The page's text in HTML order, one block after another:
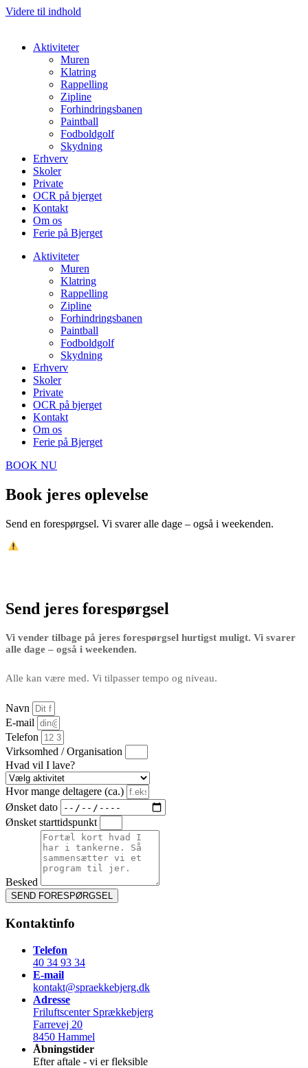
Videre til indhold
Aktiviteter
Muren
Klatring
Rappelling
Zipline
Forhindringsbanen
Paintball
Fodboldgolf
Skydning
Erhverv
Skoler
Private
OCR på bjerget
Kontakt
Om os
Ferie på Bjerget
Aktiviteter
Muren
Klatring
Rappelling
Zipline
Forhindringsbanen
Paintball
Fodboldgolf
Skydning
Erhverv
Skoler
Private
OCR på bjerget
Kontakt
Om os
Ferie på Bjerget
BOOK NU
Book jeres oplevelse
Send en forespørgsel. Vi svarer alle dage – også i weekenden.
Send jeres forespørgsel
Vi vender tilbage på jeres forespørgsel hurtigst muligt. Vi svarer
alle dage – også i weekenden.
Alle kan være med. Vi tilpasser tempo og niveau.
Navn
E-mail
Telefon
Virksomhed / Organisation
Hvad vil I lave?
Hvor mange deltagere (ca.)
Ønsket dato
Ønsket starttidspunkt
Besked
SEND FORESPØRGSEL
Kontaktinfo
Telefon
40 34 93 34
E-mail
kontakt@spraekkebjerg.dk
Adresse
Friluftscenter Sprækkebjerg
Farrevej 20
8450 Hammel
Åbningstider
Efter aftale - vi er fleksible